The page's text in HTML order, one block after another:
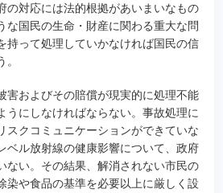
の対応には法的根拠があいまいなもの
な国民の生命・財産に関わる重大な問
持って処理していかなければ国民の信
およびその賠償が現実的に処理不能
うにしなければならない。事故処理に
スクコミュニケーションができていな
ベル放射線の健康影響について、政府
ない。その結果、解消されない市民の
染や食品の基準を必要以上に厳しく設